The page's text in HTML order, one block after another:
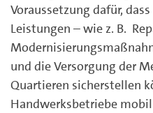
Voraussetzung dafür,
Leistungen – wie z. B.
und die Versorgung der
Quartieren sicherstellen
Handwerksbetriebe